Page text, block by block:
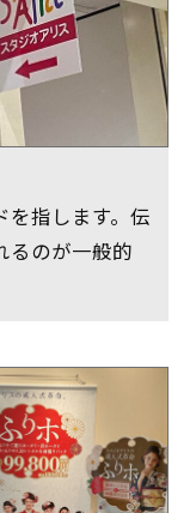
を指します。伝
るのが一般的